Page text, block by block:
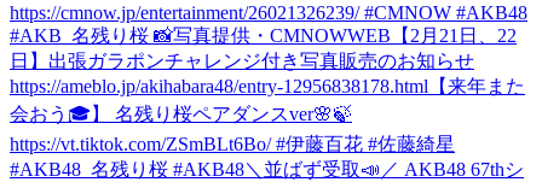
https://cmnow.jp/entertainment/26021326239/ #CMNOW #AKB48
#AKB_名残り桜 📸写真提供・CMNOWWEB 【2月21日、22
日】出張ガラポンチャレンジ付き写真販売のお知らせ
https://ameblo.jp/akihabara48/entry-12956838178.html 【来年また
会おう🎓】 名残り桜ペアダンスver🌸🍃
https://vt.tiktok.com/ZSmBLt6Bo/ #伊藤百花 #佐藤綺星
#AKB48_名残り桜 #AKB48＼並ばず受取📣／ AKB48 67thシ